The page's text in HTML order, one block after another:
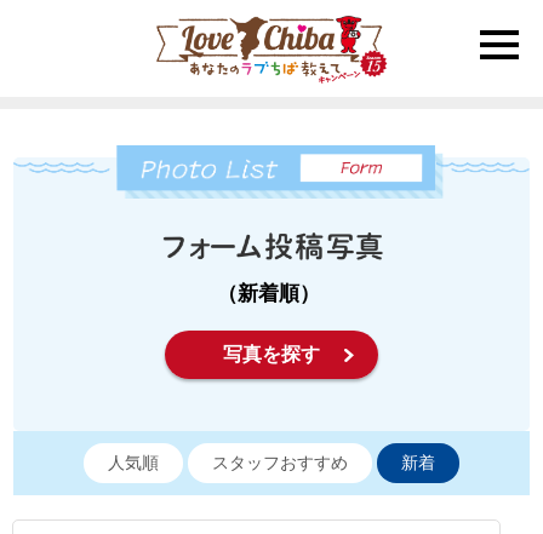
toggle
（新着順）
写真を探す
人気順 スタッフおすすめ 新着